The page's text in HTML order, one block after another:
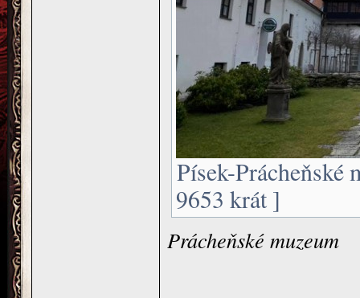
Písek-Prácheňské
9653 krát ]
Prácheňské muzeum